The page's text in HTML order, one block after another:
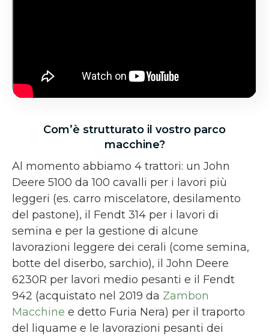
Com’è strutturato il vostro parco
macchine?
Al momento abbiamo 4 trattori: un John
Deere 5100 da 100 cavalli per i lavori più
leggeri (es. carro miscelatore, desilamento
del pastone), il Fendt 314 per i lavori di
semina e per la gestione di alcune
lavorazioni leggere dei cerali (come semina,
botte del diserbo, sarchio), il John Deere
6230R per lavori medio pesanti e il Fendt
942 (acquistato nel 2019 da Zambon
Macchine e detto Furia Nera) per il traporto
del liquame e le lavorazioni pesanti dei